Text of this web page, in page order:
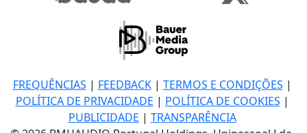
FREQUÊNCIAS | FEEDBACK| TERMOS E CONDIÇÕES |
POLÍTICA DE PRIVACIDADE | POLÍTICA DE COOKIES |
PUBLICIDADE | TRANSPARÊNCIA